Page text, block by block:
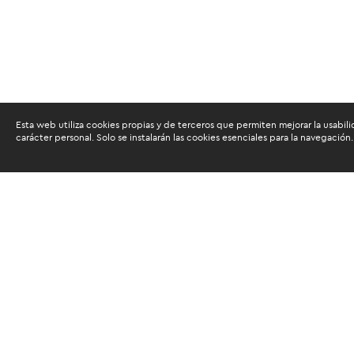
Esta web utiliza cookies propias y de terceros que permiten mejorar la
carácter personal. Solo se instalarán las cookies esenciales para la navegación.